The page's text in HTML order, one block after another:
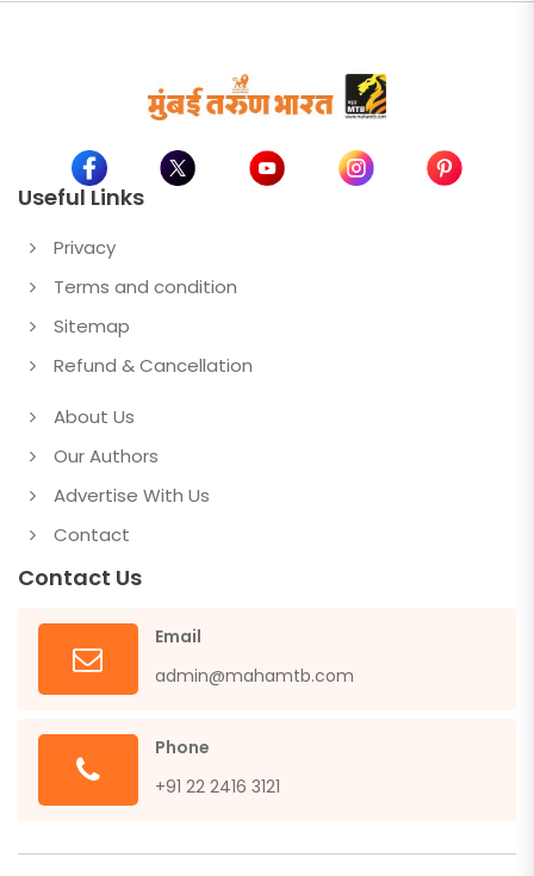
Useful Links
Privacy
Terms and condition
Sitemap
Refund & Cancellation
About Us
Our Authors
Advertise With Us
Contact
Contact Us
Email
admin@mahamtb.com
Phone
+91 22 2416 3121